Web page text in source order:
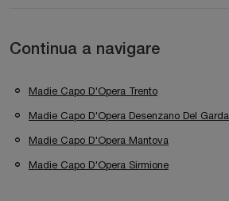
Continua a navigare
Madie Capo D'Opera Trento
Madie Capo D'Opera Desenzano Del Garda
Madie Capo D'Opera Mantova
Madie Capo D'Opera Sirmione